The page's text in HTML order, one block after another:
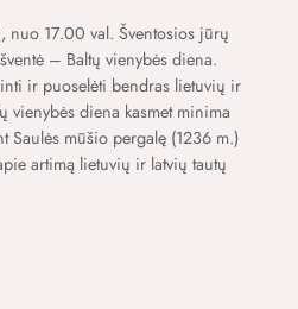
nuo 17.00 val. Šventosios jūrų
– Baltų vienybės diena.
ir puoselėti bendras lietuvių ir
vienybės diena kasmet minima
Saulės mūšio pergalę (1236 m.)
artimą lietuvių ir latvių tautų